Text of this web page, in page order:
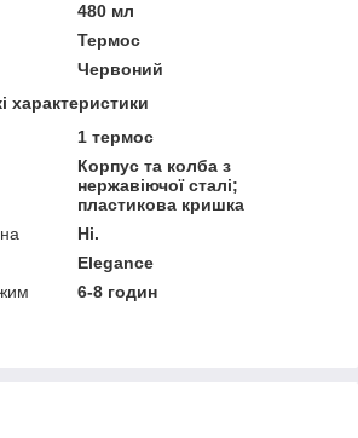
480 мл
Термос
Червоний
характеристики
1 термос
Корпус та колба з
нержавіючої сталі;
пластикова кришка
Ні.
Elegance
6-8 годин